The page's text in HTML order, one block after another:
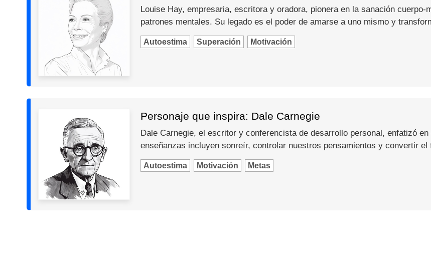
Louise Hay, empresaria, escritora y oradora, pionera en la sanación
patrones mentales. Su legado es el poder de amarse a uno mismo y
Autoestima Superación Motivación
Personaje que inspira: Dale Carnegie
Dale Carnegie, el escritor y conferencista de desarrollo personal, enfatizó
enseñanzas incluyen sonreír, controlar nuestros pensamientos y convertir el
Autoestima Motivación Metas